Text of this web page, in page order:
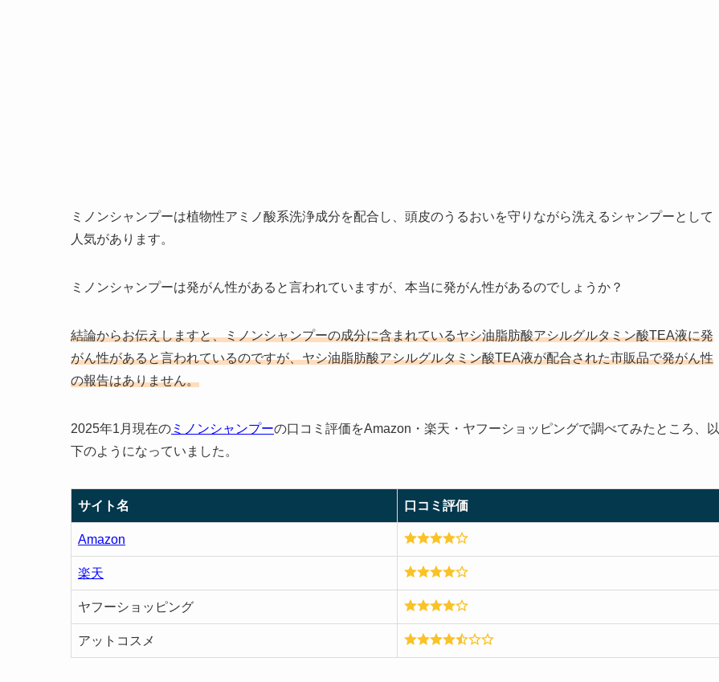
ミノンシャンプーは植物性アミノ酸系洗浄成分を配合し、頭皮のうるおいを守りながら洗えるシャンプーとして
人気があります。
ミノンシャンプーは発がん性があると言われていますが、本当に発がん性があるのでしょうか？
結論からお伝えしますと、ミノンシャンプーの成分に含まれているヤシ油脂肪酸アシルグルタミン酸TEA液に発
がん性があると言われているのですが、ヤシ油脂肪酸アシルグルタミン酸TEA液が配合された市販品で発がん性
の報告はありません。
2025年1月現在の ミノンシャンプーの口コミ評価をAmazon・楽天・ヤフーショッピングで調べてみたところ、以
下のようになっていました。
サイト名 口コミ評価
Amazon
楽天
ヤフーショッピング
アットコスメ